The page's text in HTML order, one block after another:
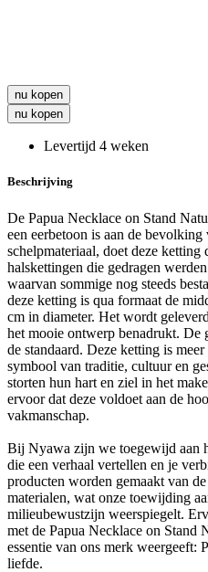
nu kopen
nu kopen
Levertijd 4 weken
Beschrijving
De Papua Necklace on Stand
een eerbetoon is aan de bevolking
schelpmateriaal, doet deze ketting
halskettingen die gedragen
waarvan sommige nog steeds
deze ketting is qua formaat de
cm in diameter. Het wordt
het mooie ontwerp benadrukt. De
de standaard. Deze ketting is meer
symbool van traditie, cultuur en
storten hun hart en ziel in het
ervoor dat deze voldoet aan de
vakmanschap.
Bij Nyawa zijn we toegewijd aan
die een verhaal vertellen en je
producten worden gemaakt van
materialen, wat onze toewijding
milieubewustzijn weerspiegelt.
met de Papua Necklace on Stand
essentie van ons merk weergeeft:
liefde.